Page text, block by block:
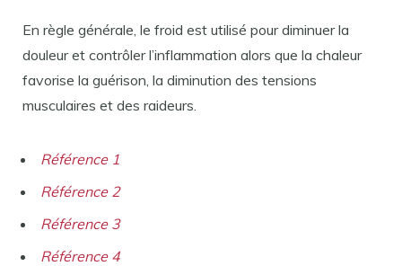
En règle générale, le froid est utilisé pour diminuer la
douleur et contrôler l’inflammation alors que la chaleur
favorise la guérison, la diminution des tensions
musculaires et des raideurs.
Référence 1
Référence 2
Référence 3
Référence 4